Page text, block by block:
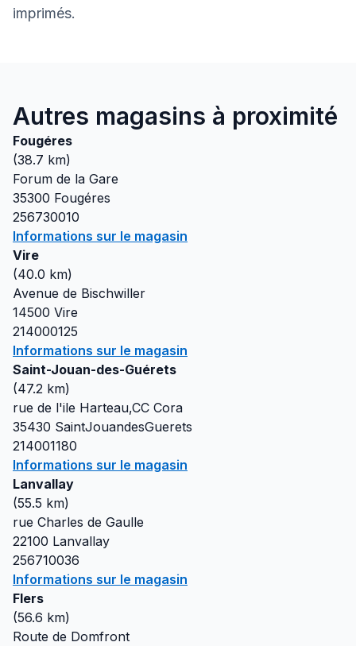
imprimés.
Autres magasins à proximité
Fougéres
(38.7 km)
Forum de la Gare
35300 Fougéres
256730010
Informations sur le magasin
Vire
(40.0 km)
Avenue de Bischwiller
14500 Vire
214000125
Informations sur le magasin
Saint-Jouan-des-Guérets
(47.2 km)
rue de l'ile Harteau,CC Cora
35430 SaintJouandesGuerets
214001180
Informations sur le magasin
Lanvallay
(55.5 km)
rue Charles de Gaulle
22100 Lanvallay
256710036
Informations sur le magasin
Flers
(56.6 km)
Route de Domfront